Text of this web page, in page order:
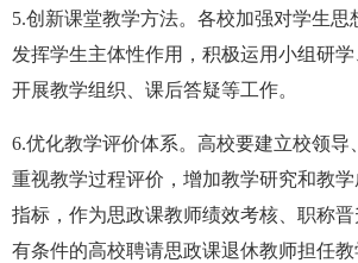
5.创新课堂教学方法。各校加强对学生
发挥学生主体性作用，积极运用小组研
开展教学组织、课后答疑等工作。
6.优化教学评价体系。高校要建立校领
重视教学过程评价，增加教学研究和教
指标，作为思政课教师绩效考核、职称
有条件的高校聘请思政课退休教师担任